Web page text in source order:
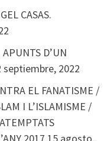
CASAS.
D’UN
septiembre, 2022
EL FANATISME /
I L’ISLAMISME /